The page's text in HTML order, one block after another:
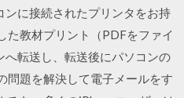
に接続されたプリンタをお持
た教材プリント（PDFをファイ
へ転送し、転送後にパソコンの
題を解決して電子メールをす